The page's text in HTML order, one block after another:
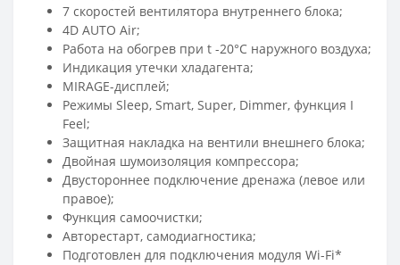
7 скоростей вентилятора внутреннего блока;
4D AUTO Air;
Работа на обогрев при t -20°С наружного воздуха;
Индикация утечки хладагента;
MIRAGE-дисплей;
Режимы Sleep, Smart, Super, Dimmer, функция I
Feel;
Защитная накладка на вентили внешнего блока;
Двойная шумоизоляция компрессора;
Двустороннее подключение дренажа (левое или
правое);
Функция самоочистки;
Авторестарт, самодиагностика;
Подготовлен для подключения модуля Wi-Fi*